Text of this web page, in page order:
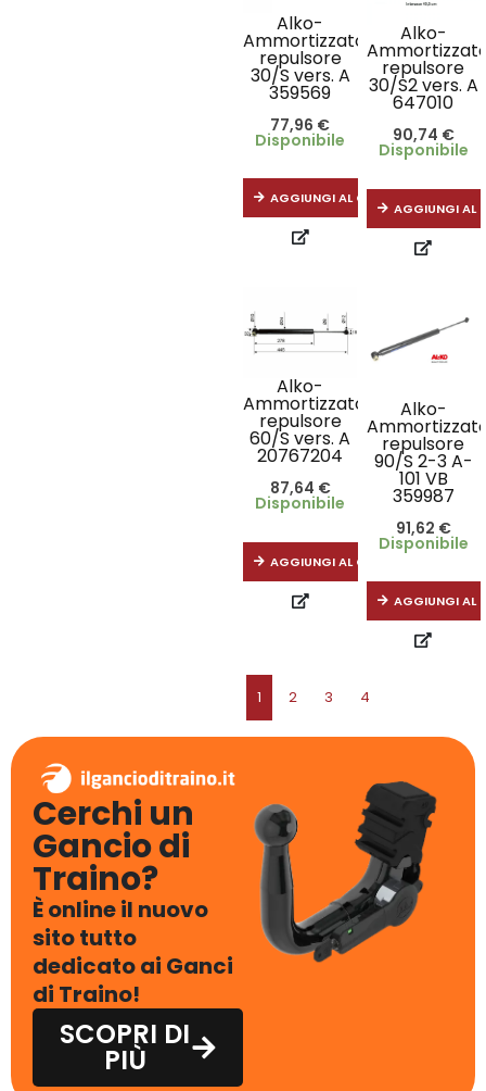
Alko-
Ammortizzatore
repulsore
30/S vers. A
359569
77,96 €
Disponibile
AGGIUNGI AL CARRELLO
Alko-
repulsore
30/S2 vers. A
647010
90,74 €
Disponibile
AGGIUNGI AL
Alko-
Ammortizzatore
repulsore
60/S vers. A
20767204
87,64 €
Disponibile
AGGIUNGI AL CARRELLO
Alko-
repulsore
90/S 2-3 A-
101 VB
359987
91,62 €
Disponibile
AGGIUNGI AL
1 2 3 4
Cerchi un
Gancio di
Traino?
È online il nuovo
sito tutto
dedicato ai Ganci
di Traino!
SCOPRI DI
PIÙ